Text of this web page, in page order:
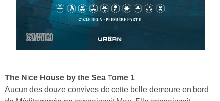
The Nice House by the Sea Tome 1
Aucun des douze convives de cette belle demeure en bord